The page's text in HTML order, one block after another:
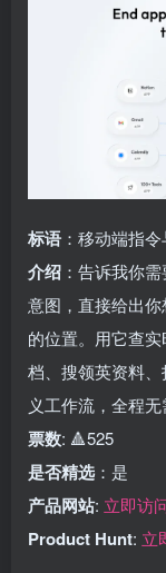
标语 ：移动端指
介绍 ：告诉我你
意图，直接给出
的位置。用它查
档、搜领英资料
义工作流，全程无
票数: 🔺525
是否精选 ：是
产品网站: 立即访
Product Hunt: 立